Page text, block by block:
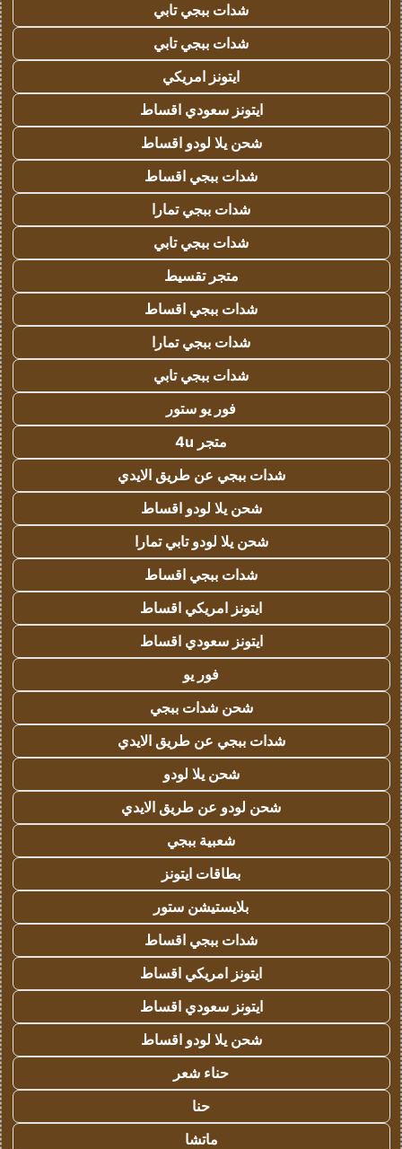
شدات ببجي تابي
شدات ببجي تابي
ايتونز امريكي
ايتونز سعودي اقساط
شحن يلا لودو اقساط
شدات ببجي اقساط
شدات ببجي تمارا
شدات ببجي تابي
متجر تقسيط
شدات ببجي اقساط
شدات ببجي تمارا
شدات ببجي تابي
فور يو ستور
متجر 4u
شدات ببجي عن طريق الايدي
شحن يلا لودو اقساط
شحن يلا لودو تابي تمارا
شدات ببجي اقساط
ايتونز امريكي اقساط
ايتونز سعودي اقساط
فور يو
شحن شدات ببجي
شدات ببجي عن طريق الايدي
شحن يلا لودو
شحن لودو عن طريق الايدي
شعبية ببجي
بطاقات ايتونز
بلايستيشن ستور
شدات ببجي اقساط
ايتونز امريكي اقساط
ايتونز سعودي اقساط
شحن يلا لودو اقساط
حناء شعر
حنا
ماتشا